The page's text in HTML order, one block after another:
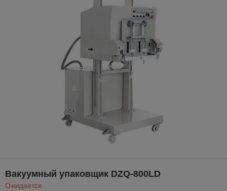
Вакуумный упаковщик DZQ-800LD
Ожидается